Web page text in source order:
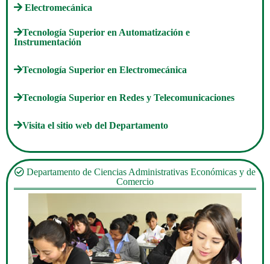
Electromecánica
Tecnología Superior en Automatización e
Instrumentación
Tecnología Superior en Electromecánica
Tecnología Superior en Redes y Telecomunicaciones
Visita el sitio web del Departamento
Departamento de Ciencias Administrativas Económicas y de
Comercio